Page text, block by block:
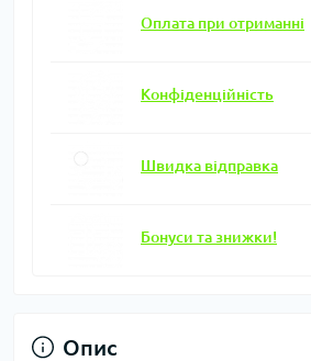
Оплата при отриманні
Конфіденційність
Швидка відправка
Бонуси та знижки!
Опис